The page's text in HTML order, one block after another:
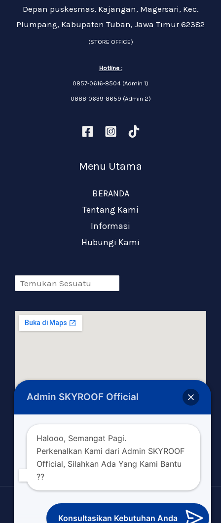
Depan puskesmas, Kajangan, Magersari, Kec.
Plumpang, Kabupaten Tuban, Jawa Timur 62382
(STORE OFFICE)
Hotline :
0857-0616-8504 (Admin 1)
0888-0639-8659 (Admin 2)
Menu Utama
BERANDA
Tentang Kami
Informasi
Hubungi Kami
Copyright © 2026 skyroofofficial.com
Admin SKYROOF Official
Halooo, Semangat Pagi.
Perkenalkan Kami dari Admin SKYROOF
Official, Silahkan Ada Yang Kami Bantu
??
Konsultasikan Kebutuhan Anda